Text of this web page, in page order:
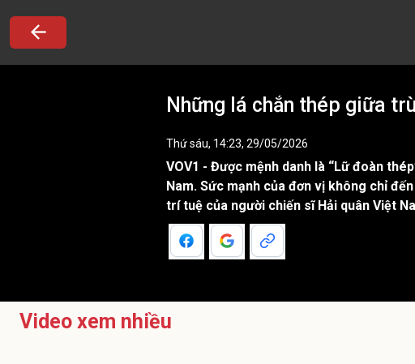
Những lá chắn thép giữa
Thứ sáu, 14:23, 29/05/2026
VOV1 - Được mệnh danh là “Lữ đoàn
Nam. Sức mạnh của đơn vị không chỉ
trí tuệ của người chiến sĩ Hải quân Việt
Video xem nhiều